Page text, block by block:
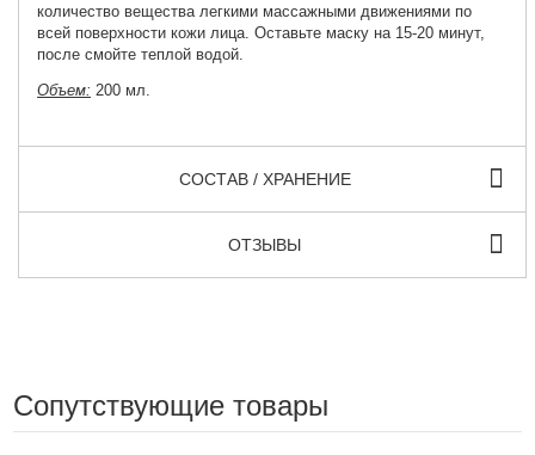
количество вещества легкими массажными движениями по
всей поверхности кожи лица. Оставьте маску на 15-20 минут,
после смойте теплой водой.
Объем: 200 мл.
СОСТАВ / ХРАНЕНИЕ
ОТЗЫВЫ
Сопутствующие товары